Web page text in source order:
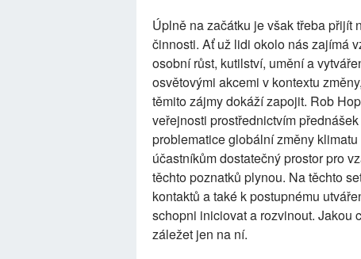
Úplně na začátku je však třeba přijít
činnosti. Ať už lidi okolo nás zajímá
osobní růst, kutilství, umění a
osvětovými akcemi v kontextu
těmito zájmy dokáží zapojit. Rob
veřejnosti prostřednictvím
problematice globální změny
účastníkům dostatečný prostor pro
těchto poznatků plynou. Na těchto
kontaktů a také k postupnému
schopni iniciovat a rozvinout. Jakou
záležet jen na ní.